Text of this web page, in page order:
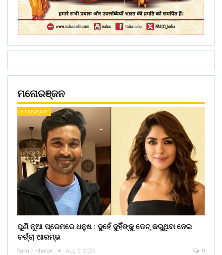
ମନୋରଞ୍ଜନ
ମନୋରଞ୍ଜନ
ପୁଣି ନୂଆ ପ୍ରେମରେ ଧନୁଷ : ଦୁହେଁ ଦୁହିଁଙ୍କୁ ଡେଟ୍ କରୁଥିବା ନେଇ
ଚର୍ଚ୍ଚା ଆରମ୍ଭ
Sakala Khabar Aug 6, 2025 0